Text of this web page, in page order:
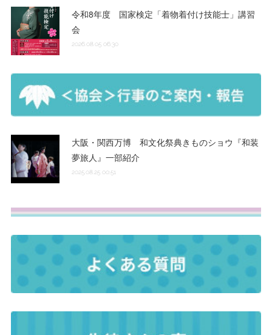
令和8年度 国家検定「着物着付け技能士」講習
会
2026.08.05 06:30
大阪・関西万博 和文化祭典きものショウ『和装
夢旅人』一部紹介
2025.08.25 00:51